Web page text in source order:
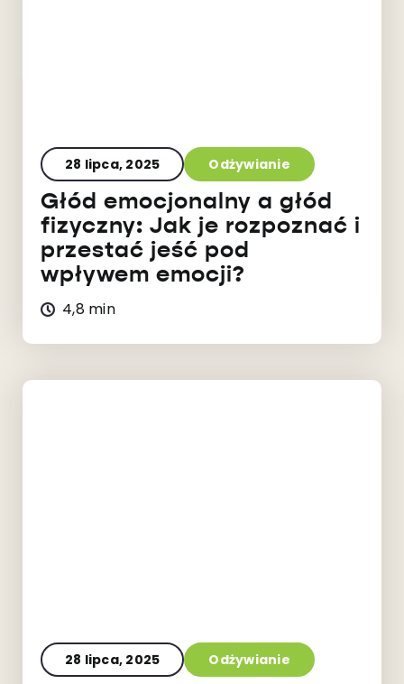
28 lipca, 2025 Odżywianie
Głód emocjonalny a głód
fizyczny: Jak je rozpoznać i
przestać jeść pod
wpływem emocji?
4,8 min
28 lipca, 2025 Odżywianie